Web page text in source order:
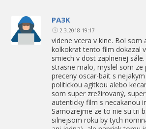
PA3K
2.3.2018 19:17
videne vcera v kine. Bol som
kolkokrat tento film dokazal
smiech v dost zaplnenej
strasne malo, myslel som
preceny oscar-bait s
politickou agitkou alebo
som super zrežírovaný,
autenticky film s necakanou
Samozrejme ze to nie su tri
silnejsom roku by tych